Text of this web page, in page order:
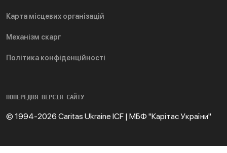
Карта місцевих організацій
Механізм скарг
Політика конфіденційності
ПОПЕРЕДНЯ ВЕРСІЯ САЙТУ
© 1994-2026 Caritas Ukraine ICF | МБФ "Карітас України"